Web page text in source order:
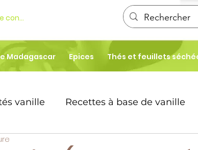
connecter
Madagascar Epices Thés et feuillets
vanille Recettes à base de vanille
Dessert vanillé